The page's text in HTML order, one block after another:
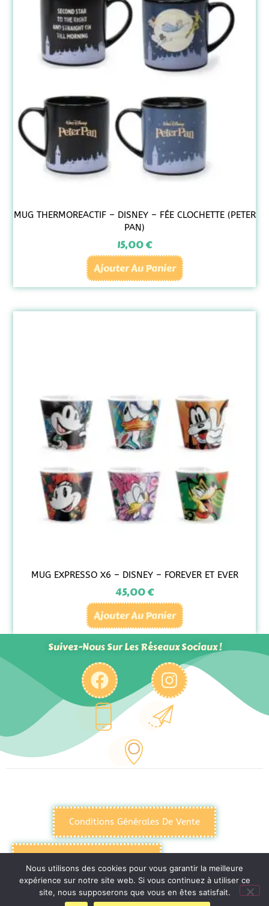
MUG THERMOREACTIF – DISNEY – FÉE CLOCHETTE (PETER
PAN)
15,00€
Ajouter Au Panier
MUG EXPRESSO X6 – DISNEY – FOREVER ET EVER
45,00€
Ajouter Au Panier
Suivez-Nous Sur Les Réseaux Sociaux !
Conditions Générales De Vente
Mentions Légales
Nous utilisons des cookies pour vous garantir la meilleure
expérience sur notre site web. Si vous continuez à utiliser ce
site, nous supposerons que vous en êtes satisfait.